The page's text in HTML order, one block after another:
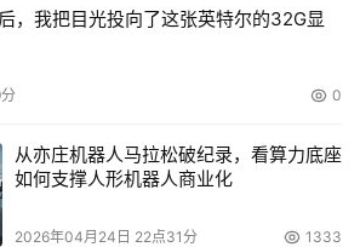
，我把目光投向了这张英特尔的32G显
0
从亦庄机器人马拉松破纪录，看算力底座
如何支撑人形机器人商业化
2026年04月24日 22点31分 1333